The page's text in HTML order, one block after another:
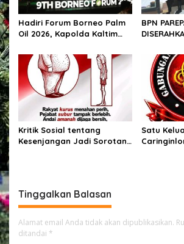
Hadiri Forum Borneo Palm
Oil 2026, Kapolda Kaltim
Karhutla
BPN
PEGAWAI
Kritik Sosial tentang
Kesenjangan Jadi Sorotan,
Satu
Tinggalkan Balasan
Alamat email Anda tidak akan dipublikasikan.
ditandai *